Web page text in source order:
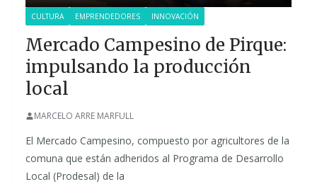
CULTURA EMPRENDEDORES INNOVACIÓN
Mercado Campesino de Pirque:
impulsando la producción
local
MARCELO ARRE MARFULL
El Mercado Campesino, compuesto por agricultores de la
comuna que están adheridos al Programa de Desarrollo
Local (Prodesal) de la